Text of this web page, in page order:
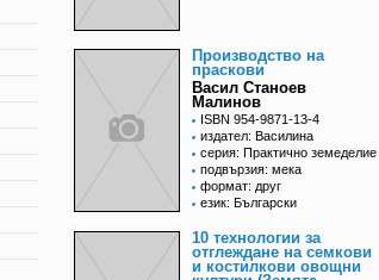
Производство на
праскови
Васил Станоев
Малинов
ISBN 954-9871-13-4
издател: Василина
серия: Практично земеделие
подвързия: мека
формат: друг
език: Български
10 технологии за
отглеждане на семкови
и костилкови овощни